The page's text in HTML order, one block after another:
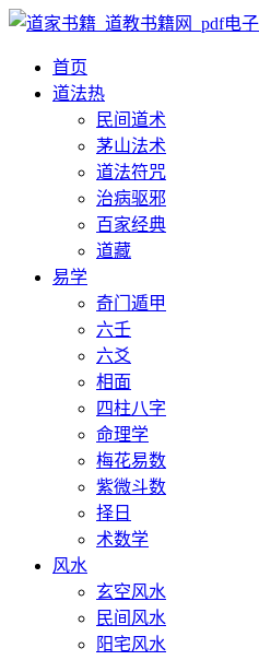
首页
道法热
民间道术
茅山法术
道法符咒
治病驱邪
百家经典
道藏
易学
奇门遁甲
六壬
六爻
相面
四柱八字
命理学
梅花易数
紫微斗数
择日
术数学
风水
玄空风水
民间风水
阳宅风水